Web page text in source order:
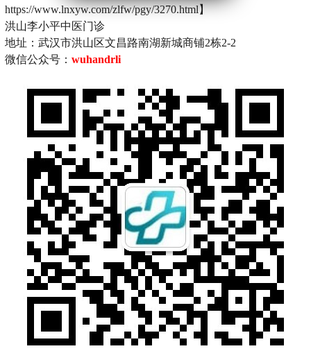
https://www.lnxyw.com/zlfw/pgy/3270.html】
洪山李小平中医门诊
地址：武汉市洪山区文昌路南湖新城商铺2栋2-2
微信公众号： wuhandrli